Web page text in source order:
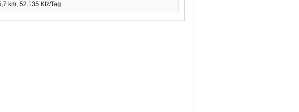
km, 52.135 Kfz/Tag